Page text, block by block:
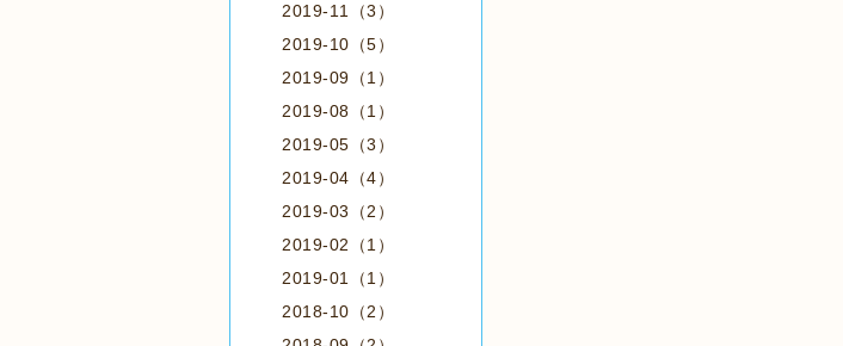
2019-11（3）
2019-10（5）
2019-09（1）
2019-08（1）
2019-05（3）
2019-04（4）
2019-03（2）
2019-02（1）
2019-01（1）
2018-10（2）